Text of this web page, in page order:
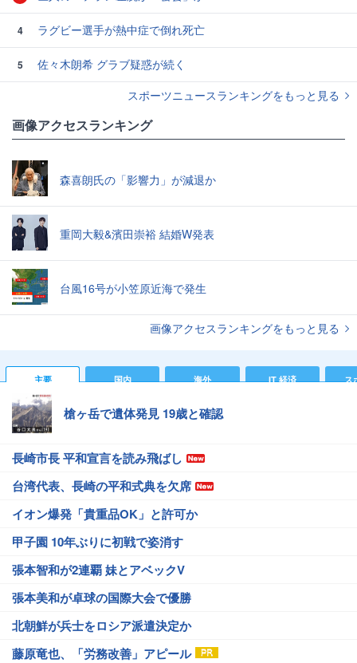
4 ラグビー選手が熱中症で倒れ死亡
5
佐々木朗希 グラブ疑惑が続く
スポーツニュースランキングをもっと見る
画像アクセスランキング
森喜朗氏の「影響力」が減退か
重岡大毅&濱田崇裕 結婚W発表
台風16号が小笠原近海で発生
画像アクセスランキングをもっと見る
主要 国内 海外 IT 経済 ス
槍ヶ岳で遺体発見 19歳と確認
長崎市長 平和宣言を読み飛ばし
台湾代表、長崎の平和式典を欠席
イオン爆発「貴重品OK」と許可か
甲子園 10年ぶりに初戦で姿消す
張本智和が2連覇 妹とアベックV
張本美和が卓球の国際大会で優勝
北朝鮮が兵士をロシア派遣決定か
藤原竜也、「労務改善」アピール